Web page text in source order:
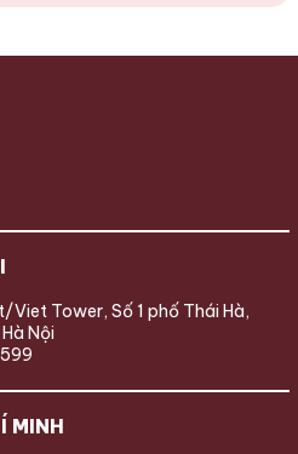
Viet Tower, Số 1 phố Thái Hà,
Nội
MINH